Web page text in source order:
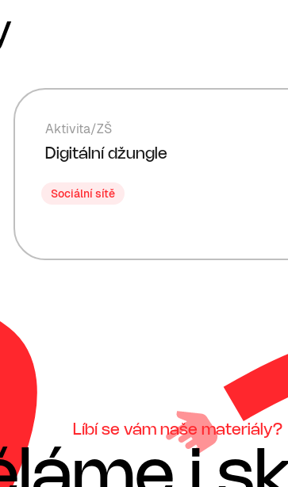
Aktivita/ZŠ
Digitální džungle
Sociální sítě
Líbí se vám naše materiály?